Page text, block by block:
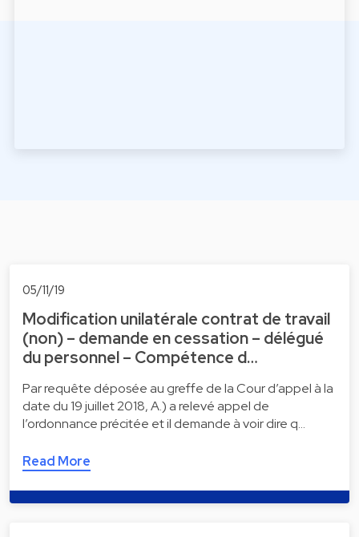
05/11/19
Modification unilatérale contrat de travail
(non) – demande en cessation – délégué
du personnel – Compétence d…
Par requête déposée au greffe de la Cour d’appel à la
date du 19 juillet 2018, A.) a relevé appel de
l’ordonnance précitée et il demande à voir dire q…
Read More